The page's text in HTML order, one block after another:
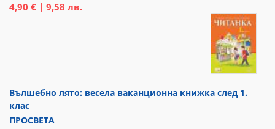
4,90 € | 9,58 лв.
Вълшебно лято: весела ваканционна книжка след 1.
клас
ПРОСВЕТА